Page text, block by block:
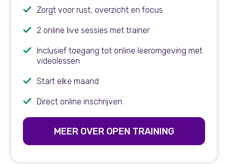
Zorgt voor rust, overzicht en focus
2 online live sessies met trainer
Inclusief toegang tot online leeromgeving met
videolessen
Start elke maand
Direct online inschrijven
MEER OVER OPEN TRAINING